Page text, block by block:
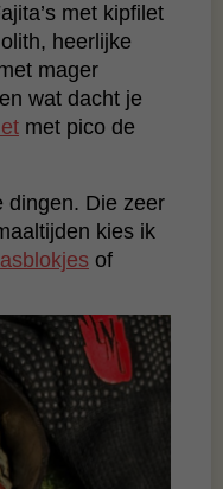
met kipfilet
heerlijke
mager
wat dacht je
met pico de
dingen. Die zeer
kies ik
of